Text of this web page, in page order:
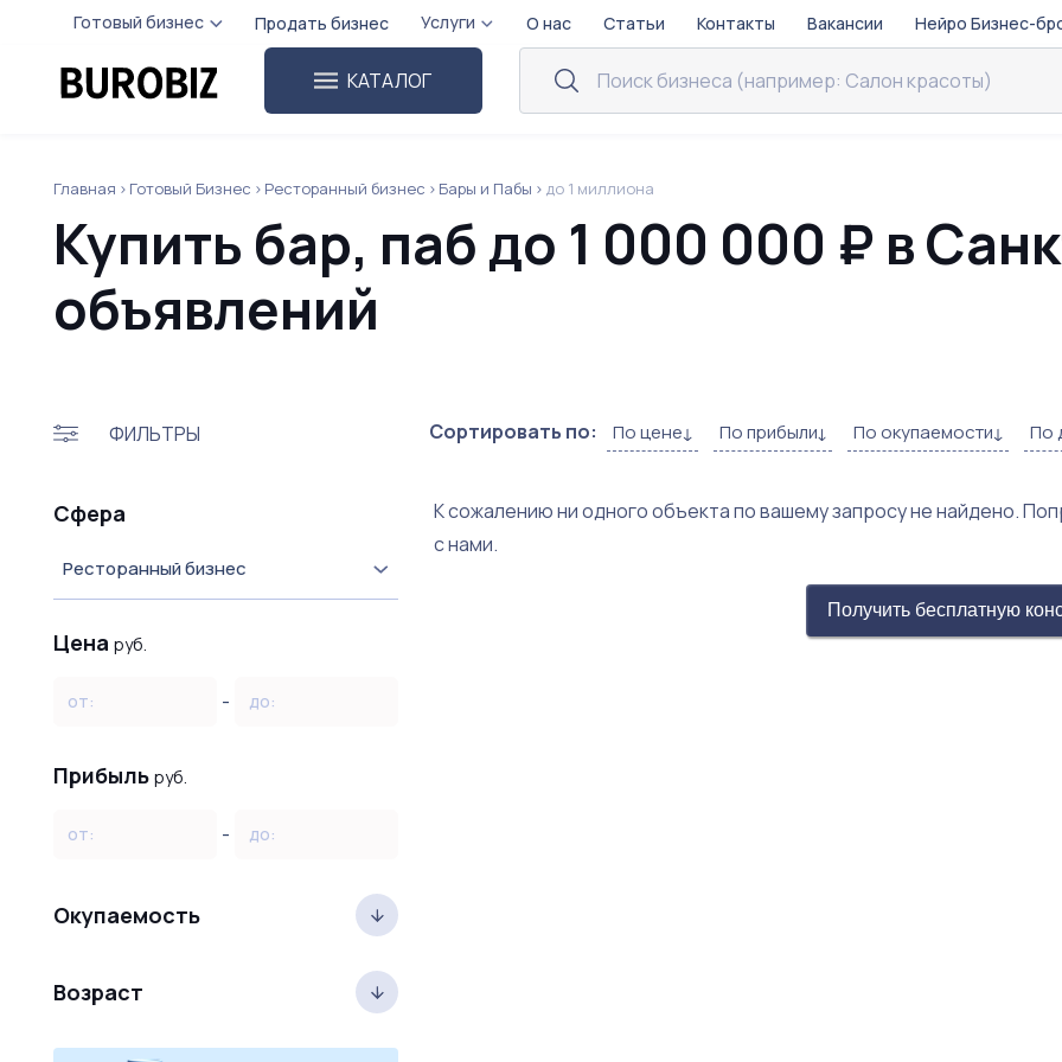
Готовый бизнес Продать бизнес Услуги О нас Статьи Контакты Вакансии Нейро Бизнес-
КАТАЛОГ
Главная Готовый Бизнес Ресторанный бизнес Бары и Пабы до 1 миллиона
Купить бар, паб до 1 000 000 ₽ в
объявлений
ФИЛЬТРЫ Сортировать по: По цене По прибыли По окупаемости По
Сфера
Ресторанный бизнес
Цена руб.
от: - до:
Прибыль руб.
от: - до:
Окупаемость
Возраст
К сожалению ни одного объекта по вашему запросу не найдено.
с нами.
Получить бесплатную